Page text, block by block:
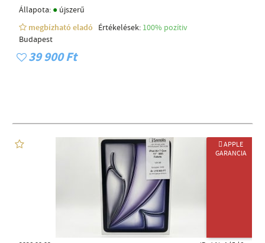
Állapota: ● újszerű
megbízható eladó
Értékelések: 100% pozítiv
Budapest
39 900 Ft
 APPLE
GARANCIA